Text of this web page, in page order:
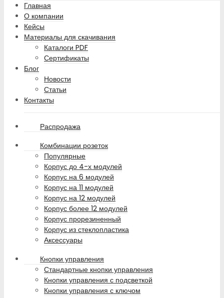
Главная
О компании
Кейсы
Материалы для скачивания
Каталоги PDF
Сертификаты
Блог
Новости
Статьи
Контакты
Распродажа
Комбинации розеток
Популярные
Корпус до 4-х модулей
Корпус на 6 модулей
Корпус на 11 модулей
Корпус на 12 модулей
Корпус более 12 модулей
Корпус прорезиненный
Корпус из стеклопластика
Аксессуары
Кнопки управления
Стандартные кнопки управления
Кнопки управления с подсветкой
Кнопки управления с ключом